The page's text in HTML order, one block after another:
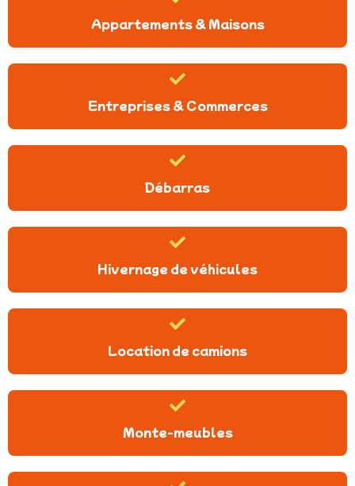
Appartements & Maisons
Entreprises & Commerces
Débarras
Hivernage de véhicules
Location de camions
Monte-meubles